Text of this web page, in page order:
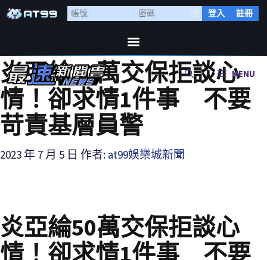
登入 註冊
MENU
炎亞綸50萬交保拒談心
情！卻求情1件事 不要
苛責基層員警
2023 年 7 月 5 日 作者: at99娛樂城新聞
炎亞綸50萬交保拒談心
情！卻求情1件事 不要